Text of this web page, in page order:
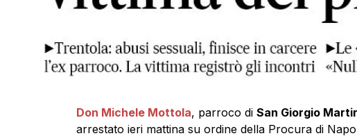
Don Michele Mottola, parroco di San Giorgio
arrestato ieri mattina su ordine della Procura di